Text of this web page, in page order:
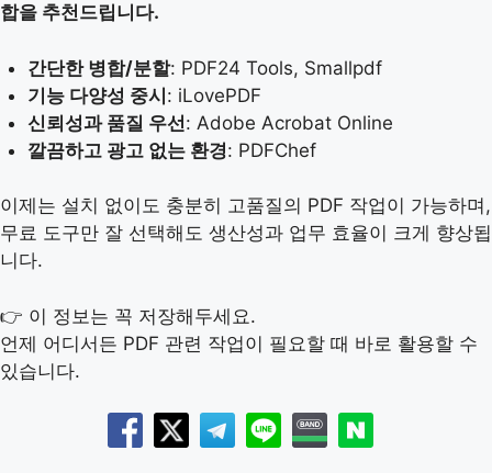
합을 추천드립니다.
간단한 병합/분할: PDF24 Tools, Smallpdf
기능 다양성 중시: iLovePDF
신뢰성과 품질 우선: Adobe Acrobat Online
깔끔하고 광고 없는 환경: PDFChef
이제는 설치 없이도 충분히 고품질의 PDF 작업이 가능하며,
무료 도구만 잘 선택해도 생산성과 업무 효율이 크게 향상됩
니다.
👉 이 정보는 꼭 저장해두세요.
언제 어디서든 PDF 관련 작업이 필요할 때 바로 활용할 수
있습니다.